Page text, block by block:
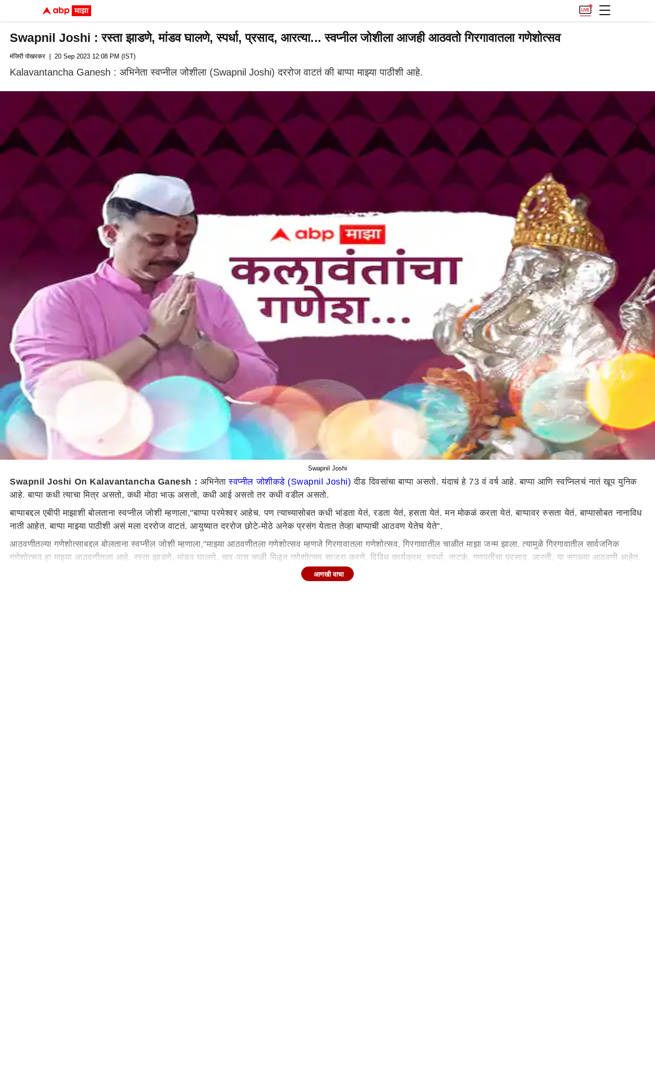
Swapnil Joshi : रस्ता झाडणे, मांडव घालणे, स्पर्धा, प्रसाद, आरत्या... स्वप्नील जोशीला आजही आठवतो गिरगावातला गणेशोत्सव
मंजिरी पोखरकर | 20 Sep 2023 12:08 PM (IST)
Kalavantancha Ganesh : अभिनेता स्वप्नील जोशीला (Swapnil Joshi) दररोज वाटतं की बाप्पा माझ्या पाठीशी आहे.
Swapnil Joshi
Swapnil Joshi On Kalavantancha Ganesh : अभिनेतास्वप्नील जोशीकडे (Swapnil Joshi) दीड दिवसांचा बाप्पा असतो. यंदाचं हे 73 वं वर्ष आहे. बाप्पा आणि स्वप्निलचं नातं खूप युनिक
आहे. बाप्पा कधी त्याचा मित्र असतो, कधी मोठा भाऊ असतो, कधी आई असतो तर कधी वडील असतो.
बाप्पाबद्दल एबीपी माझाशी बोलताना स्वप्नील जोशी म्हणाला,"बाप्पा परमेश्वर आहेच. पण त्याच्यासोबत कधी भांडता येतं, रडता येतं, हसता येतं. मन मोकळं करता येतं. बाप्पावर रुसता येतं. बाप्पासोबत नानाविध
नाती आहेत. बाप्पा माझ्या पाठीशी असं मला दररोज वाटतं. आयुष्यात दररोज छोटे-मोठे अनेक प्रसंग येतात तेव्हा बाप्पाची आठवण येतेच येते".
आठवणीतल्या गणेशोत्साबद्दल बोलताना स्वप्नील जोशी म्हणाला,"माझ्या आठवणीतला गणेशोत्सव म्हणजे गिरगावातला गणेशोत्सव. गिरगावातील चाळीत माझा जन्म झाला. त्यामुळे गिरगावातील सार्वजनिक
गणेशोत्सव हा माझ्या आठवणीतला आहे. रस्ता झाडणे, मांडव घालणे, चार-पाच चाळी मिळून गणेशोत्सव साजरा करणे. विविध कार्यक्रम, स्पर्धा, नाटकं, गणपतीचा प्रसाद, आरती, या सगळ्या आठवणी आहेत.
त्यामुळे माझ्या आठवणीतला गणेशोत्सव हा गिरगावातल्या चाळीतला सार्वजनिक गणेशोत्सव आहे".
आणखी वाचा